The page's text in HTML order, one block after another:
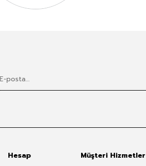
Hesap
Müşteri